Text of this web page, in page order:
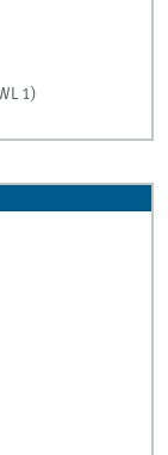
1)